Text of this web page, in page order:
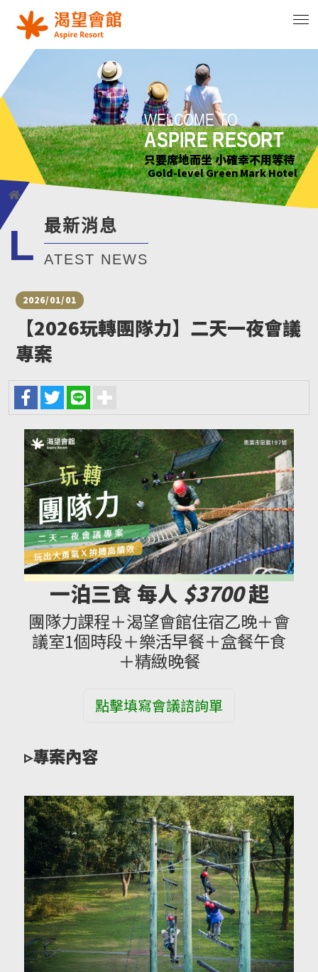
WELCOME TO
ASPIRE RESORT
花正開 樹輕曳 你聽見了嗎?
Gold-level Green Mark Hotel
WELCOME TO
ASPIRE RESORT
只要席地而坐 小確幸不用等待
Gold-level Green Mark Hotel
WELCOME TO
ASPIRE RESORT
綠意萌動迎朝曦
Gold-level Green Mark Hotel
WELCOME TO
ASPIRE RESORT
花正開 樹輕曳 你聽見了嗎?
Gold-level Green Mark Hotel
最新消息
L ATEST NEWS
2026/01/01
【2026玩轉團隊力】二天一夜會議
專案
一泊三食 每人 $3700起
團隊力課程＋渴望會館住宿乙晚＋會
議室1個時段＋樂活早餐＋盒餐午食
＋精緻晚餐
點擊填寫會議諮詢單
▹專案內容